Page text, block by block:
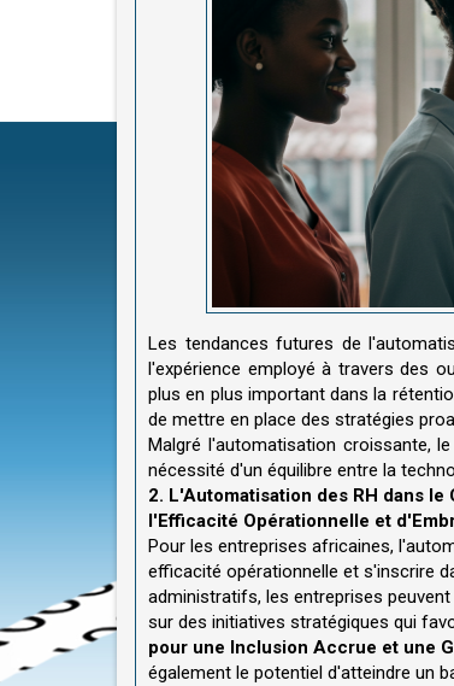
Les tendances futures de
l'expérience employé à travers des
plus en plus important dans la
de mettre en place des stratégies
Malgré l'automatisation croissante,
nécessité d'un équilibre entre la
2. L'Automatisation des RH dans
l'Efficacité Opérationnelle et
Pour les entreprises africaines,
efficacité opérationnelle et s'inscrire
administratifs, les entreprises
sur des initiatives stratégiques qui
pour une Inclusion Accrue et une
également le potentiel d'atteindre un